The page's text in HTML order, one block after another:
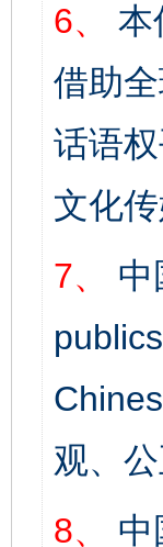
6、
本
借助
话语
文化
7、
中
观、
8、
中